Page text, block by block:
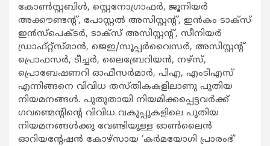
കോൺസ്റ്റബിൾ, സ്റ്റെനോഗ്രാഫർ, ജൂനിയർ
അക്കൗണ്ടന്റ്, പോസ്റ്റൽ അസിസ്റ്റന്റ്, ഇൻകം ടാക്സ്
ഇൻസ്പെക്ടർ, ടാക്സ് അസിസ്റ്റന്റ്, സീനിയർ
ഡ്രാഫ്റ്റ്സ്മാൻ, ജെഇ/സൂപ്പർവൈസർ, അസിസ്റ്റന്റ്
പ്രൊഫസർ, ടീച്ചർ, ലൈബ്രേറിയൻ, നഴ്സ്,
പ്രൊബേഷണറി ഓഫീസർമാർ, പിഎ, എംടിഎസ്
എന്നിങ്ങനെ വിവിധ തസ്തികകളിലാണു പുതിയ
നിയമനങ്ങൾ. പുതുതായി നിയമിക്കപ്പെട്ടവർക്ക്
ഗവണ്മെന്റിന്റെ വിവിധ വകുപ്പുകളിലെ പുതിയ
നിയമനങ്ങൾക്കു വേണ്ടിയുള്ള ഓൺലൈൻ
ഓറിയന്റേഷൻ കോഴ്സായ ‘കർമയോഗി പ്രാരംഭ്’